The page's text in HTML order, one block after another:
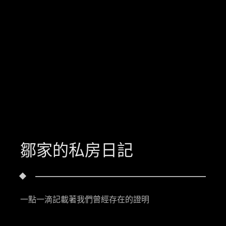
鄒家的私房日記
一點一滴記載著我們曾經存在的證明